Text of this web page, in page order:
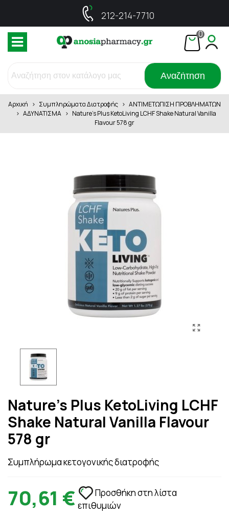
212-214-7710
0
Αναζήτηση
Αρχική > Συμπληρώματα Διατροφής > ΑΝΤΙΜΕΤΩΠΙΣΗ ΠΡΟΒΛΗΜΑΤΩΝ
> ΑΔΥΝΑΤΙΣΜΑ > Nature's Plus KetoLiving LCHF Shake Natural Vanilla
Flavour 578 gr
Nature's Plus KetoLiving LCHF
Shake Natural Vanilla Flavour
578 gr
Συμπλήρωμα κετογονικής διατροφής
70,61 €
Προσθήκη στη λίστα
επιθυμιών